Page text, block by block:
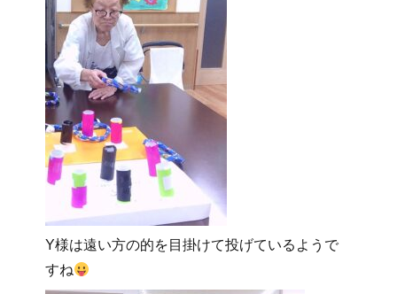
Y様は遠い方の的を目掛けて投げているようで
すね